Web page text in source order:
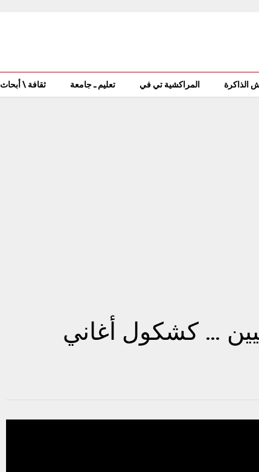
الذاكرة المراكشية تي في تعليم ـ جامعة ثقافة \ أبحاث
… كشكول أغاني